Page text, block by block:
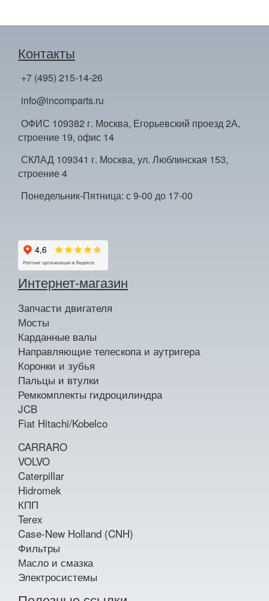
Контакты
+7 (495) 215-14-26
info@incomparts.ru
ОФИС 109382 г. Москва, Егорьевский проезд 2А,
строение 19, офис 14
СКЛАД 109341 г. Москва, ул. Люблинская 153,
строение 4
Понедельник-Пятница: с 9-00 до 17-00
Интернет-магазин
Запчасти двигателя
Мосты
Карданные валы
Направляющие телескопа и аутригера
Коронки и зубья
Пальцы и втулки
Ремкомплекты гидроцилиндра
JCB
Fiat Hitachi/Kobelco
CARRARO
VOLVO
Caterpillar
Hidromek
КПП
Terex
Case-New Holland (CNH)
Фильтры
Масло и смазка
Электросистемы